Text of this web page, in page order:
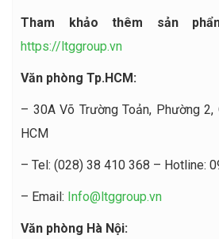
Tham khảo thêm sản
https://ltggroup.vn
Văn phòng Tp.HCM:
– 30A Võ Trường Toản, Phường 2,
HCM
– Tel: (028) 38 410 368 – Hotline:
– Email: Info@ltggroup.vn
Văn phòng Hà Nội: